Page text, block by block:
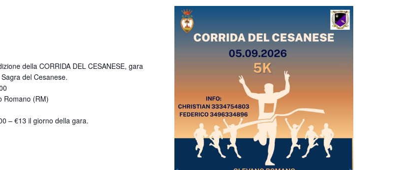
della CORRIDA DEL CESANESE, gara
del Cesanese.
Romano (RM)
– €13 il giorno della gara.